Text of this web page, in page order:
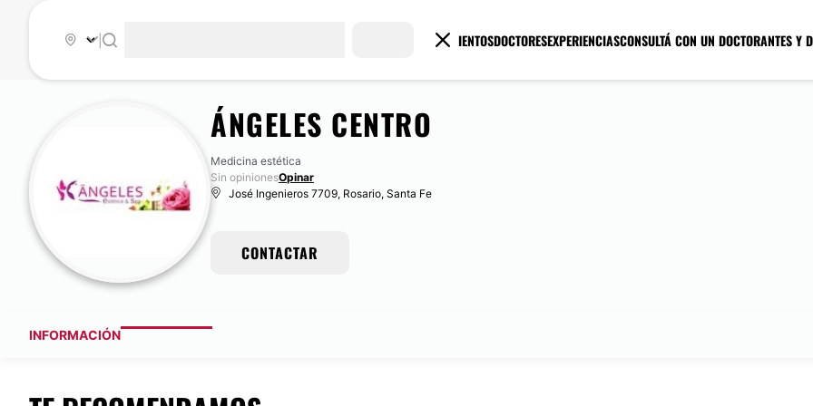
TRATAMIENTOSDOCTORESEXPERIENCIASCONSULTÁ CON UN DOCTORANTES Y
ÁNGELES CENTRO
Medicina estética
Sin opinionesOpinar
José Ingenieros 7709, Rosario, Santa Fe
CONTACTAR
INFORMACIÓN